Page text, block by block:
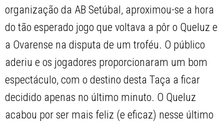
organização da AB Setúbal, aproximou-se a hora
do tão esperado jogo que voltava a pôr o Queluz e
a Ovarense na disputa de um troféu. O público
aderiu e os jogadores proporcionaram um bom
espectáculo, com o destino desta Taça a ficar
decidido apenas no último minuto. O Queluz
acabou por ser mais feliz (e eficaz) nesse último